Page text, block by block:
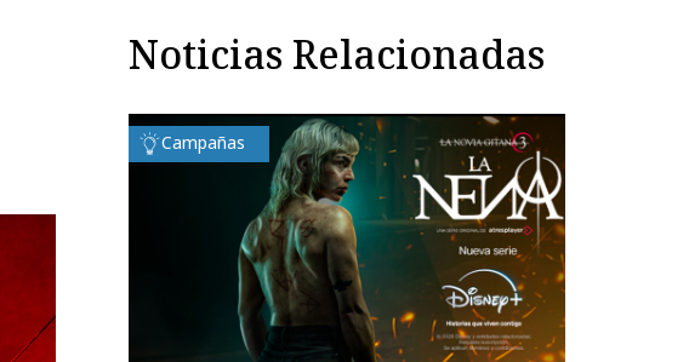
Noticias Relacionadas
Campañas